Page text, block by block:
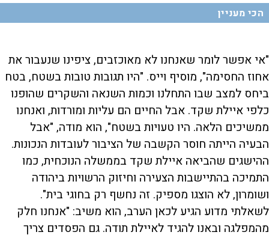
הכי מעניין
"אי אפשר לומר שאנחנו לא מאוכזבים, ציפינו שנעבור את
אחוז החסימה", מוסיף וייס. "היו תגובות טובות בשטח, בטח
ביחס למצב שבו התחלנו וכמות השנאה והשקרים שהופנו
כלפי איילת שקד. אבל החיים הם עליות ומורדות, ואנחנו
ממשיכים הלאה. היו טעויות בשטח", הוא מודה, "אבל
הבעיה הייתה חוסר הקשבה של הציבור לעובדות הנכונות.
ההישגים שהביאה איילת שקד בממשלה הנוכחית, כמו
התמיכה בהתיישבות הצעירה וחיזוק הרשויות ביהודה
ושומרון, לא הוצגו מספיק. זה נחשף רק בחוגי בית".
לשאלתי מדוע הגיע לכאן הערב, הוא משיב: "אנחנו חלק
מהמפלגה ובאנו להגיד לאיילת תודה. גם הפסדים צריך